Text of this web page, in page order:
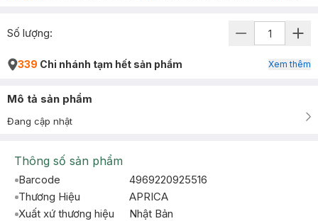
Số lượng:
339 Chi nhánh tạm hết sản phẩm Xem thêm
Mô tả sản phẩm
Đang cập nhật
Thông số sản phẩm
Barcode
4969220925516
Thương Hiệu
APRICA
Xuất xứ thương hiệu
Nhật Bản